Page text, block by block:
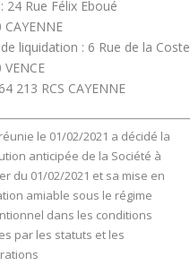
24 Rue Félix Eboué
CAYENNE
liquidation : 6 Rue de la Coste
VENCE
213 RCS CAYENNE
réunie le 01/02/2021 a décidé la
anticipée de la Société à
du 01/02/2021 et sa mise en
amiable sous le régime
dans les conditions
par les statuts et les